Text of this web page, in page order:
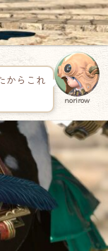
からこれ
norirow